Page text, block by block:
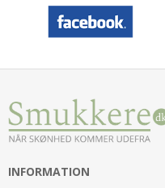
INFORMATION